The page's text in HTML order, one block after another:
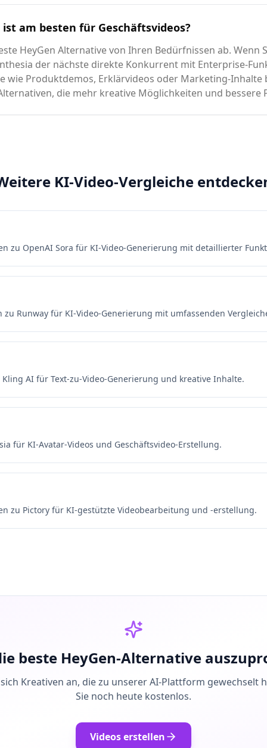
am besten für Geschäftsvideos?
HeyGen Alternative von Ihren Bedürfnissen ab. Wenn
der nächste direkte Konkurrent mit Enterprise-
wie Produktdemos, Erklärvideos oder Marketing-Inhalte
die mehr kreative Möglichkeiten und bessere
KI-Video-Vergleiche
zu OpenAI Sora für KI-Video-Generierung mit detaillierter
zu Runway für KI-Video-Generierung mit umfassenden
AI für Text-zu-Video-Generierung und kreative Inhalte.
für KI-Avatar-Videos und Geschäftsvideo-Erstellung.
zu Pictory für KI-gestützte Videobearbeitung und -erstellung.
beste HeyGen-Alternative
Kreativen an, die zu unserer AI-Plattform gewechselt
Sie noch heute kostenlos.
Videos erstellen